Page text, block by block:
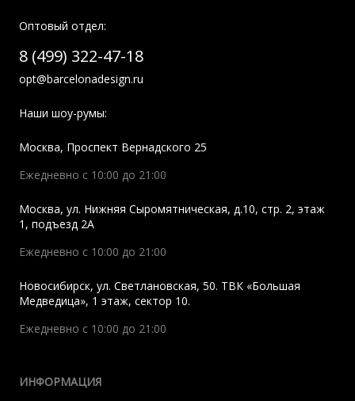
Оптовый отдел:
8 (499) 322-47-18
opt@barcelonadesign.ru
Наши шоу-румы:
Москва, Проспект Вернадского 25
Ежедневно с 10:00 до 21:00
Москва, ул. Нижняя Сыромятническая, д.10, стр. 2, этаж
1, подъезд 2A
Ежедневно с 10:00 до 21:00
Новосибирск, ул. Светлановская, 50. ТВК «Большая
Медведица», 1 этаж, сектор 10.
Ежедневно с 10:00 до 21:00
ИНФОРМАЦИЯ